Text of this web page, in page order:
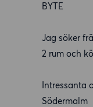
BYTE
Jag söker
2 rum och
Intressanta
Södermalm